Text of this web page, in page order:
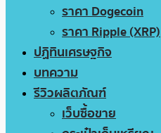
ราคา Dogecoin
ราคา Ripple (XRP)
ปฏิทินเศรษฐกิจ
บทความ
รีวิวผลิตภัณฑ์
เว็บซื้อขาย